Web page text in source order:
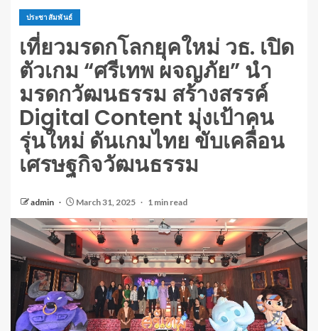
ประชาสัมพันธ์
เที่ยวมรดกโลกยุคใหม่ วธ. เปิด
ตัวเกม “ศรีเทพ ผจญภัย” นำ
มรดกวัฒนธรรม สร้างสรรค์
Digital Content มุ่งเป้าคน
รุ่นใหม่ ดันเกมไทย ขับเคลื่อน
เศรษฐกิจวัฒนธรรม
admin March 31, 2025 1 min read